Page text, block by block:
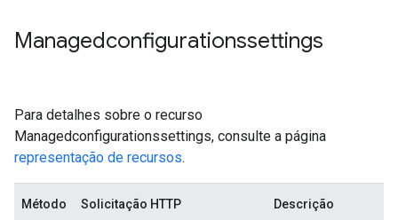
Managedconfigurationssettings
Para detalhes sobre o recurso
Managedconfigurationssettings, consulte a página
representação de recursos.
Método Solicitação HTTP Descrição